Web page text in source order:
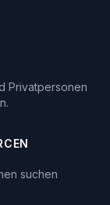
Privatpersonen
suchen